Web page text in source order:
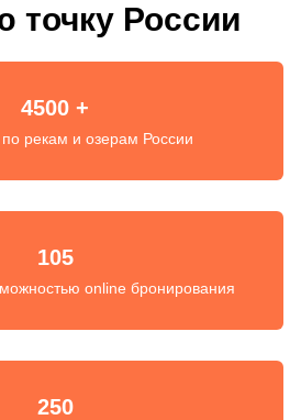
точку России
4500 +
рекам и озерам России
105
online бронирования
250